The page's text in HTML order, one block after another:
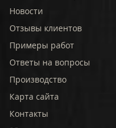
Новости
Отзывы клиентов
Примеры работ
Ответы на вопросы
Производство
Карта сайта
Контакты